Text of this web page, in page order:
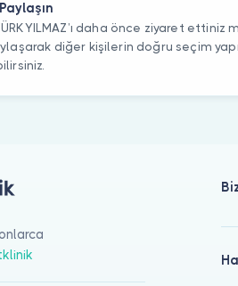
daha önce ziyaret ettiniz
diğer kişilerin doğru seçim